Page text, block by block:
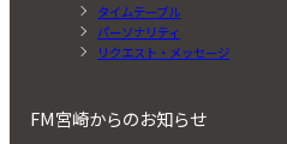
タイムテーブル
パーソナリティ
リクエスト・メッセージ
FM宮崎からのお知らせ